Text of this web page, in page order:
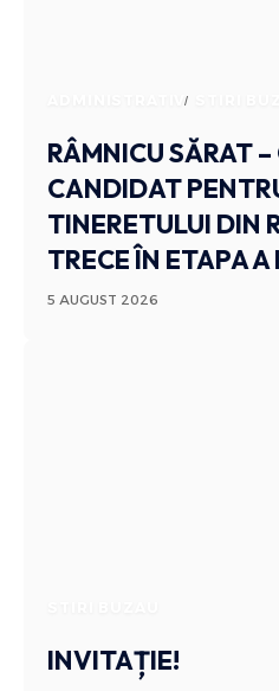
ADMINISTRATIV
RÂMNICU SĂRAT –
CANDIDAT
TINERETULUI DIN
TRECE ÎN ETAPA
5 AUGUST 2026
INVITAȚIE!